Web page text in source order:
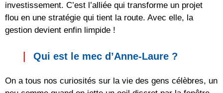
investissement. C’est l’alliée qui transforme un projet
flou en une stratégie qui tient la route. Avec elle, la
gestion devient enfin limpide !
Qui est le mec d’Anne-Laure ?
On a tous nos curiosités sur la vie des gens célèbres, un